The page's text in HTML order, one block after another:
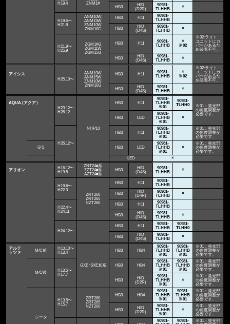
H19.4
ZNM1#
HB3
HID
(D2R)
90981-
TLHHB
×
H19.5〜
H21.8
ANM10W
ANM15W
ZNM10W
ZNM10G
HB3 H11
90981-
TLHHB
HB3
HID
(D4S)
90981-
TLHHB
×
H21.9〜
H25.9
ZGM1#G
ZGM11W
ZGM15G
HB3 H11
90981-
TLHHB
×
※02
※02:ライト
ユニットにカ
バーがあるた
め装着不可。
HB3
HID
(D4S)
90981-
TLHHB
×
アイシス
H25.10〜
ANM10W
ANM15W
ZNM10W
ZNM10G
HB3 H11
90981-
TLHHB
×
※02
※02:ライト
ユニットにカ
バーがあるた
め装着不可。
HB3
HID
(D4S)
90981-
TLHHB
×
AQUA (アクア）
H23.12〜
H26.12
NHP10
HB3 H11
90981-
TLHHB
※01
90981-
TLHH0
※01：発光部
の角度調整が
必要です。
HB3 LED
90981-
TLHHB
※01
×
H26.12〜
HB3 H11
90981-
TLHHB
※01
※01：発光部
の角度調整が
必要です。
G'S HB3 LED
90981-
TLHHB
※01
×
※01：発光部
の角度調整が
必要です。
LED
×
アリオン
H16.12〜
H19.5
ZNT24#系
ZZT24#系
AZT24#系
HB3
HID
(D4S)
90981-
TLHHB
×
H19.6〜
H22.3
ZRT260
ZRT265
NZT260
HB3 H11
90981-
TLHHB
HB3
HID
(D4R)
90981-
TLHHB
×
H22.4〜
H24.11
HB3 H11
90981-
TLHHB
HB3
HID
(D4S)
90981-
TLHHB
×
H24.12〜
HB3 H11
90981-
TLHHB
90981-
TLHH0
HB3
HID
(D4S)
90981-
TLHHB
×
アルテ
ッツァ
M/C前
H10.10〜
H13.4
GXE･SXE10系
HB3 HB4
90981-
TLHHB
※01
90981-
TLHHB
※01
※01：発光部
の角度調整が
必要です。
M/C後
H13.5〜
H17.7
HB3 HB4
90981-
TLHHB
※01
90981-
TLHHB
※01
※01：発光部
の角度調整が
必要です。
HB3
HID
(D2R)
90981-
TLHHB
※01
×
※01：発光部
の角度調整が
必要です。
ジータ
H13.5〜
H15.7
ZRT260
ZRT265
NZT260
HB3 HB4
90981-
TLHHB
※01
90981-
TLHHB
※01
※01：発光部
の角度調整が
必要です。
HB3
HID
(D2R)
90981-
TLHHB
※01
×
※01：発光部
の角度調整が
必要です。
90981-
90981-
※01：発光部